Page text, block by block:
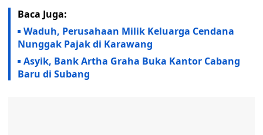
Baca Juga:
Waduh, Perusahaan Milik Keluarga Cendana
Nunggak Pajak di Karawang
Asyik, Bank Artha Graha Buka Kantor Cabang
Baru di Subang